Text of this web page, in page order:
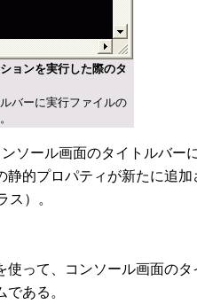
ョンを実行した際のタ
バーに実行ファイルの
ソール画面のタイトルバー
静的プロパティが新たに追加
ス）。
って、コンソール画面のタ
ある。